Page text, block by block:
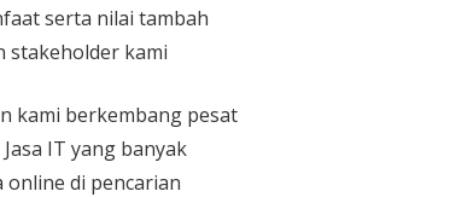
serta nilai tambah
stakeholder kami
kami berkembang pesat
IT yang banyak
online di pencarian